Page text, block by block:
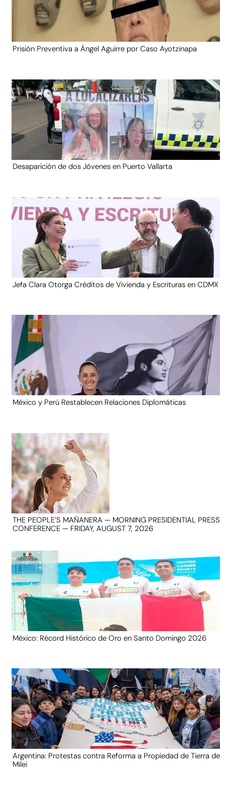
Prisión Preventiva a Ángel Aguirre por Caso Ayotzinapa
Desaparición de dos Jóvenes en Puerto Vallarta
Jefa Clara Otorga Créditos de Vivienda y Escrituras en CDMX
México y Perú Restablecen Relaciones Diplomáticas
THE PEOPLE’S MAÑANERA — MORNING PRESIDENTIAL PRESS
CONFERENCE — FRIDAY, AUGUST 7, 2026
México: Récord Histórico de Oro en Santo Domingo 2026
Argentina: Protestas contra Reforma a Propiedad de Tierra de
Milei